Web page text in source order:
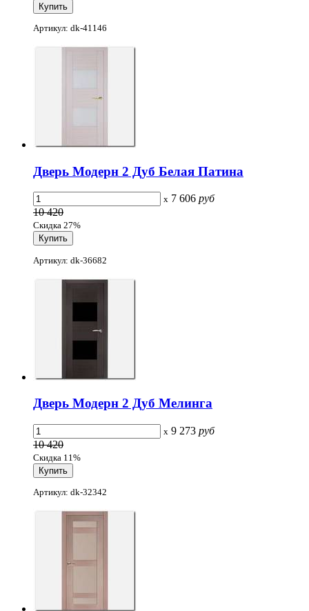
Артикул: dk-41146
Дверь Модерн 2 Дуб Белая Патина
x 7 606 руб
10 420
Скидка 27%
Артикул: dk-36682
Дверь Модерн 2 Дуб Мелинга
x 9 273 руб
10 420
Скидка 11%
Артикул: dk-32342